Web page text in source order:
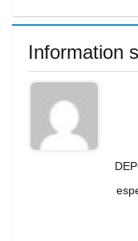
Information